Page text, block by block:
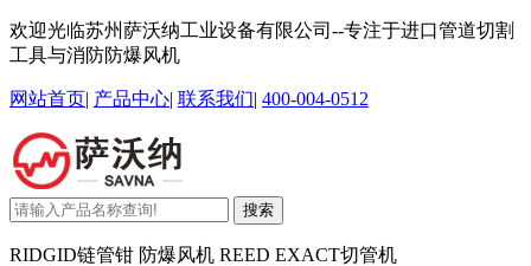
欢迎光临苏州萨沃纳工业设备有限公司--专注于进口管道切割
工具与消防防爆风机
网站首页| 产品中心| 联系我们| 400-004-0512
搜索
RIDGID链管钳 防爆风机 REED EXACT切管机